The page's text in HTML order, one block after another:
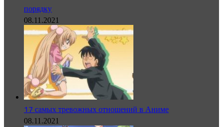
порядку
08.11.2021
17 самых тревожных отношений в Аниме
08.11.2021